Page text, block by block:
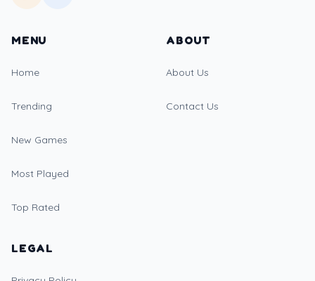
MENU
Home
Trending
New Games
Most Played
Top Rated
ABOUT
About Us
Contact Us
LEGAL